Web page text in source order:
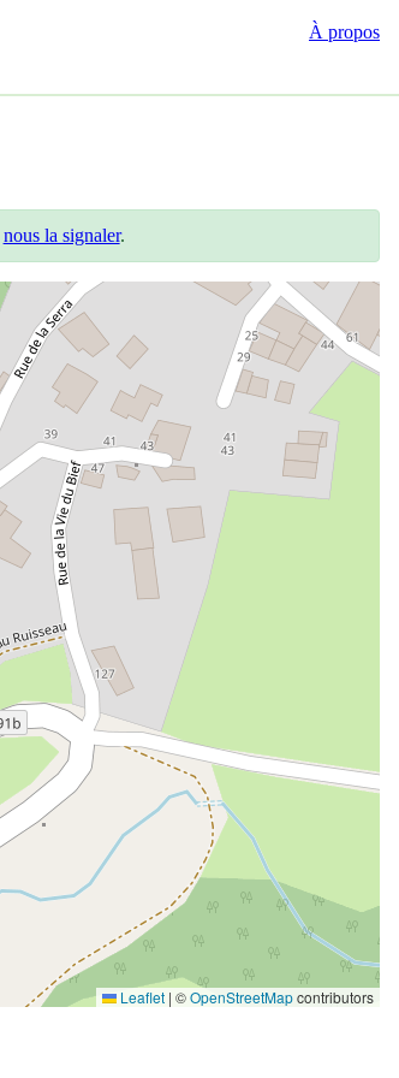
À propos
nous la signaler.
Leaflet | ©OpenStreetMapcontributors